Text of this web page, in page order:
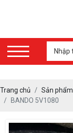
Trang chủ Sản phẩm
BANDO 5V1080